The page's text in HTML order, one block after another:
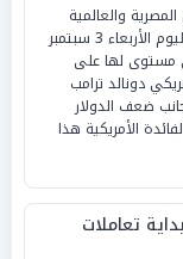
والعالمية
قفزة غير مسبوقة خلال تعاملات اليوم الأربعاء 3 سبتمبر
مستوى لها على
دونالد ترامب
ضعف الدولار
الأمريكية هذا
تعاملات